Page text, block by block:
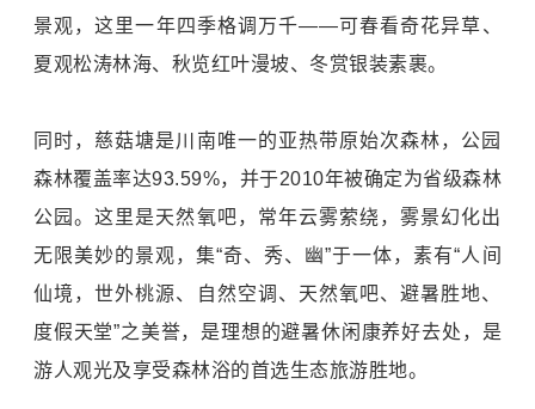
景观，这里一年四季格调万千——可春看奇花异草、
夏观松涛林海、秋览红叶漫坡、冬赏银装素裹。
同时，慈菇塘是川南唯一的亚热带原始次森林，公园
森林覆盖率达93.59%，并于2010年被确定为省级森林
公园。这里是天然氧吧，常年云雾萦绕，雾景幻化出
无限美妙的景观，集“奇、秀、幽”于一体，素有“人间
仙境，世外桃源、自然空调、天然氧吧、避暑胜地、
度假天堂”之美誉，是理想的避暑休闲康养好去处，是
游人观光及享受森林浴的首选生态旅游胜地。